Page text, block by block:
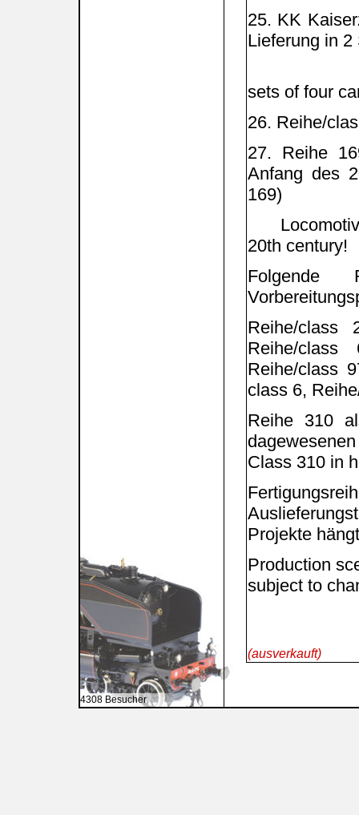
25. KK
Lieferung in
sets of four
26. Reihe/
27. Reihe
Anfang des
169)
20th century!
Reihe/class
Reihe/class
Reihe/class
class 6,
Reihe 310
Class 310 in
Projekte
Production
subject to
(ausverkauft)
4308 Besucher